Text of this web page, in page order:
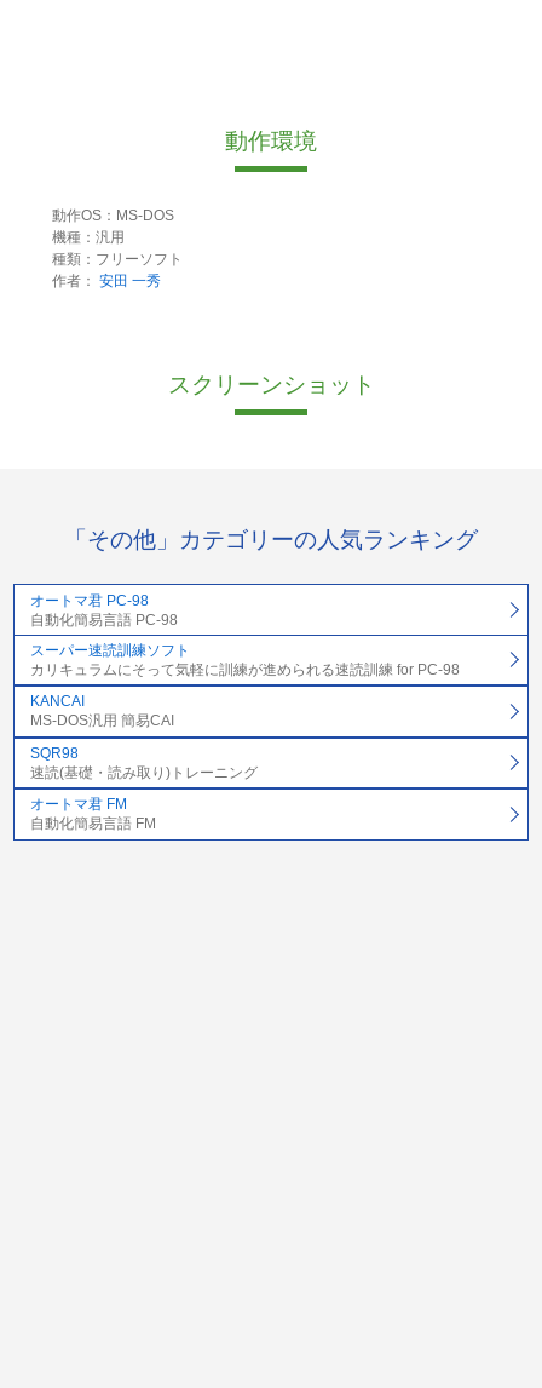
動作環境
動作OS：MS-DOS
機種：汎用
種類：フリーソフト
作者： 安田 一秀
スクリーンショット
「その他」カテゴリーの人気ランキング
オートマ君 PC-98
自動化簡易言語 PC-98
スーパー速読訓練ソフト
カリキュラムにそって気軽に訓練が進められる速読訓練 for PC-98
KANCAI
MS-DOS汎用 簡易CAI
SQR98
速読(基礎・読み取り)トレーニング
オートマ君 FM
自動化簡易言語 FM